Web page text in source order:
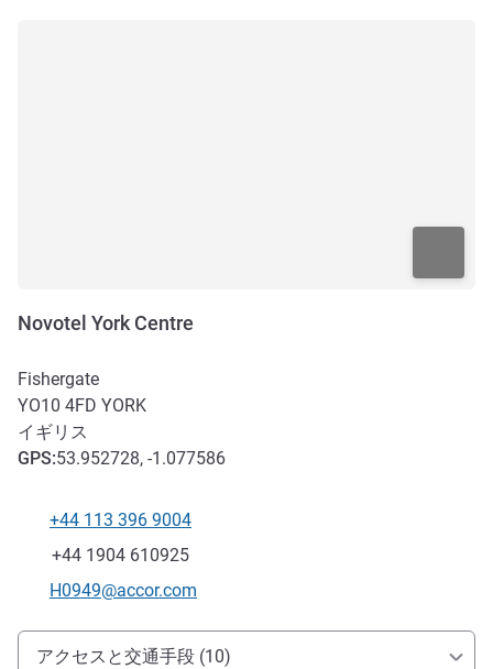
Novotel York Centre
Fishergate
YO10 4FD YORK
イギリス
GPS:53.952728, -1.077586
電話番号
+44 113 396 9004
ファックス
+44 1904 610925
Eメール
H0949@accor.com
アクセスと交通機関
アクセスと交通手段 (10)